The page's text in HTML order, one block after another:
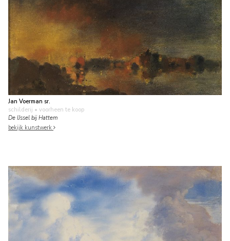
Jan Voerman sr.
schilderij • voorheen te koop
De IJssel bij Hattem
bekijk kunstwerk